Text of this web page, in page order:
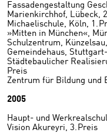
Fassadengestaltung
Marienkirchhof, Lübeck,
Michaelischule, Köln, 1.
»Mitten in München«,
Schulzentrum,
Gemeindehaus,
Städtebaulicher
Preis
Zentrum für Bildung und
2005
Haupt- und
Vision Akureyri, 3. Preis